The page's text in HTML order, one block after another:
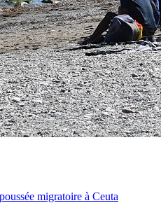
migratoire à Ceuta